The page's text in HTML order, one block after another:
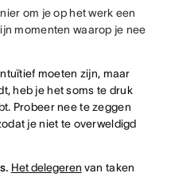
om je op het werk een
momenten waarop je nee
moeten zijn, maar
heb je het soms te druk
Probeer nee te zeggen
je niet te overweldigd
Het delegeren van taken